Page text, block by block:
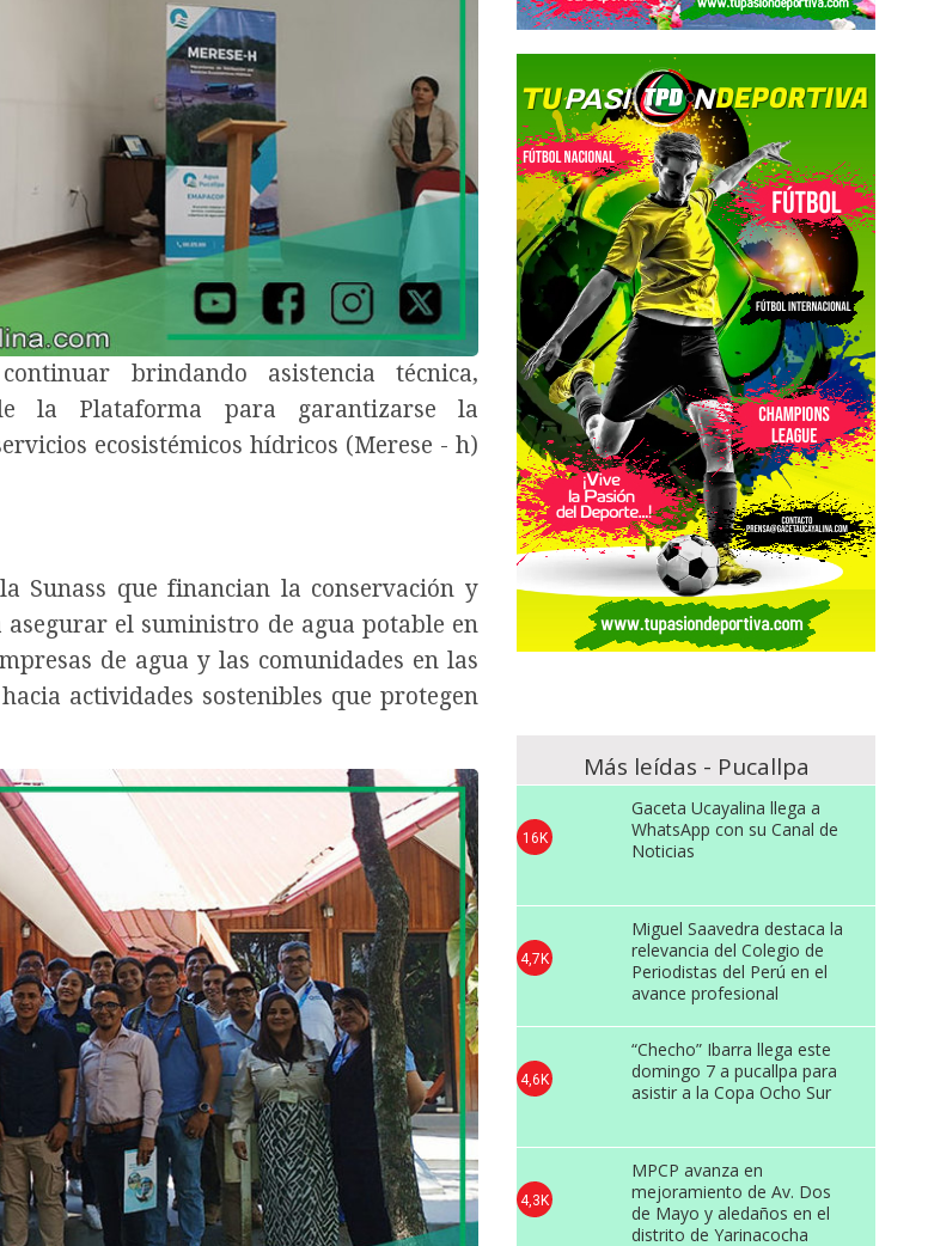
brindando asistencia técnica,
la Plataforma para garantizarse la
ecosistémicos hídricos (Merese - h)
Sunass que financian la conservación y
asegurar el suministro de agua potable en
de agua y las comunidades en las
actividades sostenibles que protegen
Más leídas - Pucallpa
Gaceta Ucayalina llega a
WhatsApp con su Canal de
Noticias
16K
Miguel Saavedra destaca la
relevancia del Colegio de
Periodistas del Perú en el
avance profesional
4,7K
“Checho” Ibarra llega este
domingo 7 a pucallpa para
asistir a la Copa Ocho Sur
4,6K
MPCP avanza en
mejoramiento de Av. Dos
de Mayo y aledaños en el
distrito de Yarinacocha
4,3K